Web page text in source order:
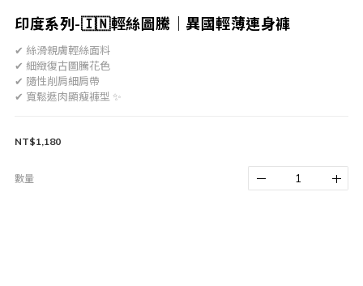
印度系列-🇮🇳輕絲圖騰｜異國輕薄連身褲
✔ 絲滑親膚輕絲面料
✔ 細緻復古圖騰花色
✔ 隨性削肩細肩帶
✔ 寬鬆遮肉顯瘦褲型 ✨
NT$1,180
數量